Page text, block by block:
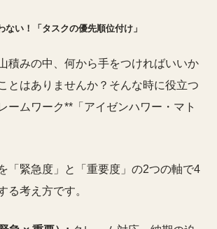
ない！「タスクの優先順位付け」
積みの中、何から手をつければいいか
とはありませんか？そんな時に役立つ
ームワーク**「アイゼンハワー・マト
「緊急度」と「重要度」の2つの軸で4
る考え方です。